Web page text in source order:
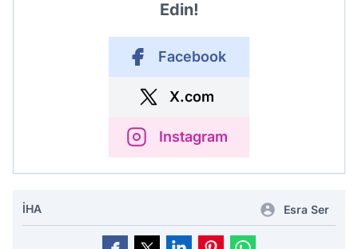
Edin!
Facebook
X.com
Instagram
İHA Esra Ser